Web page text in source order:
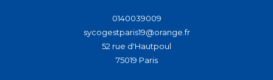
0140039009
sycogestparis19@orange.fr
52 rue d'Hautpoul
75019
paris